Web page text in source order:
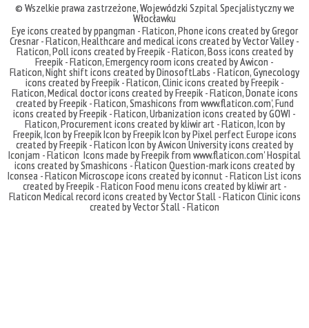
© Wszelkie prawa zastrzeżone,Wojewódzki Szpital Specjalistyczny we
Włocławku
Eye icons created by ppangman - Flaticon,Phone icons created by Gregor
Cresnar - Flaticon,Healthcare and medical icons created by Vector Valley -
Flaticon,Poll icons created by Freepik - Flaticon,Boss icons created by
Freepik - Flaticon,Emergency room icons created by Awicon -
Flaticon,Night shift icons created by DinosoftLabs - Flaticon,Gynecology
icons created by Freepik - Flaticon,Clinic icons created by Freepik -
Flaticon,Medical doctor icons created by Freepik - Flaticon,Donate icons
created by Freepik - Flaticon,Smashicons from www.flaticon.com',Fund
icons created by Freepik - Flaticon,Urbanization icons created by GOWI -
Flaticon,Procurement icons created by kliwir art - Flaticon,Icon by
Freepik,Icon by FreepikIcon by FreepikIcon by Pixel perfectEurope icons
created by Freepik - Flaticon Icon by Awicon University icons created by
Iconjam - Flaticon Icons made byFreepik from www.flaticon.com'Hospital
icons created by Smashicons - Flaticon Question-mark icons created by
Iconsea - Flaticon Microscope icons created by iconnut - Flaticon List icons
created by Freepik - Flaticon Food menu icons created by kliwir art -
Flaticon Medical record icons created by Vector Stall - Flaticon Clinic icons
created by Vector Stall - Flaticon